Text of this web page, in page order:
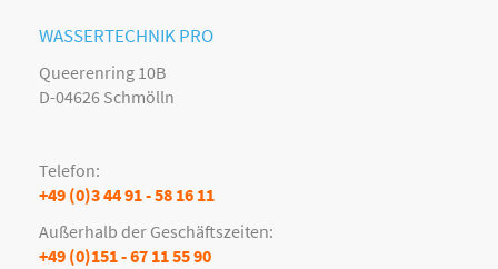
WASSERTECHNIK PRO
Queerenring 10B
D-04626 Schmölln
Telefon:
+49 (0)3 44 91 - 58 16 11
Außerhalb der Geschäftszeiten:
+49 (0)151 - 67 11 55 90